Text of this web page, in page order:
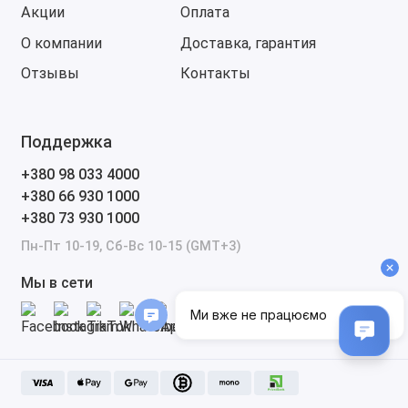
Частные специалисты и выездные мастера,
которым нужно мобильное и надёжное
оборудование для диагностики и ремонта
работающие в крупных автопарках и
Итог
Этот диагностический комплект для техники Volvo —
это профессиональное решение для диагностики,
объединяет современное оборудование и актуальное
программное обеспечение, обеспечивая точную и
Акции
О компании
Отзывы
Оплата
Доставка, гарантия
Контакты
Поддержка
+380 98 033 4000
+380 66 930 1000
+380 73 930 1000
Пн-Пт 10-19, Сб-Вс 10-15 (GMT+3)
Мы в сети